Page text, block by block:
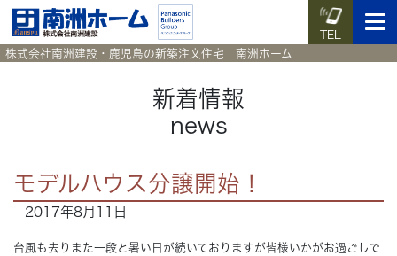
TEL
HOME ホーム
News 新着情報
株式会社南洲建設・鹿児島の新築注文住宅 南洲ホーム
新着情報
news
モデルハウス分譲開始！
2017年8月11日
台風も去りまた一段と暑い日が続いておりますが皆様いかがお過ごしで